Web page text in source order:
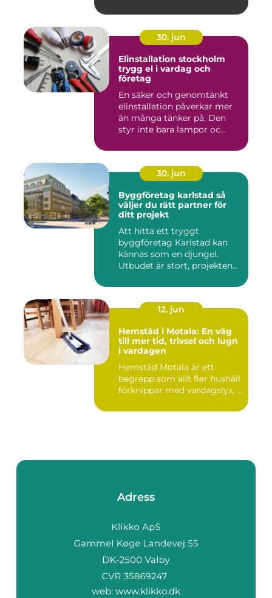
30. jun
Elinstallation stockholm
trygg el i vardag och
företag
En säker och genomtänkt
elinstallation påverkar mer
än många tänker på. Den
styr inte bara lampor oc...
30. jun
Byggföretag karlstad så
väljer du rätt partner för
ditt projekt
Att hitta ett tryggt
byggföretag Karlstad kan
kännas som en djungel.
Utbudet är stort, projekten
12. jun
Hemstäd i Motala: En väg
till mer tid, trivsel och lugn
i vardagen
Hemstäd Motala är ett
begrepp som allt fler hushåll
förknippar med vardagslyx, ...
Adress
web: www.klikko.dk